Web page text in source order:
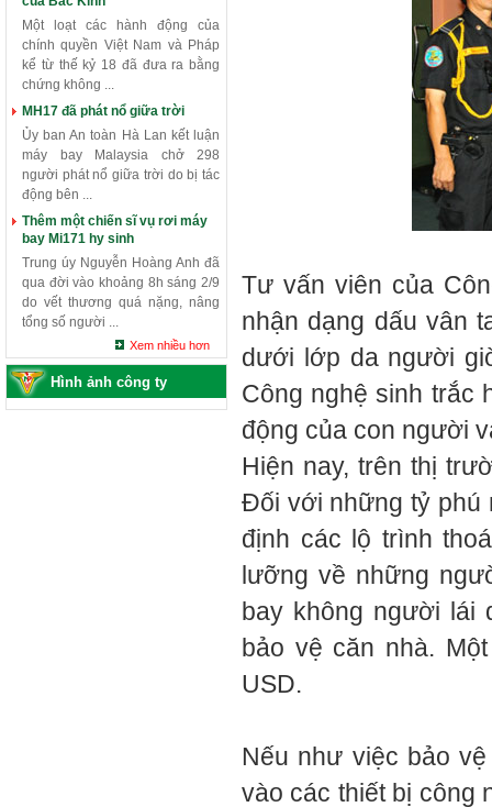
Một loạt các hành động của
chính quyền Việt Nam và Pháp
kể từ thế kỷ 18 đã đưa ra bằng
chứng không ...
MH17 đã phát nổ giữa trời
Ủy ban An toàn Hà Lan kết luận
máy bay Malaysia chở 298
người phát nổ giữa trời do bị tác
động bên ...
Thêm một chiến sĩ vụ rơi máy
bay Mi171 hy sinh
Trung úy Nguyễn Hoàng Anh đã
qua đời vào khoảng 8h sáng 2/9
do vết thương quá nặng, nâng
tổng số người ...
Xem nhiều hơn
Hình ảnh công ty
Tư vấn viên của
nhận dạng dấu vân
dưới lớp da người
Công nghệ sinh trắc
động của con người
Hiện nay, trên thị
Đối với những tỷ phú
định các lộ trình
lưỡng về những
bay không người lái
bảo vệ căn nhà.
USD.
Nếu như việc bảo
vào các thiết bị công